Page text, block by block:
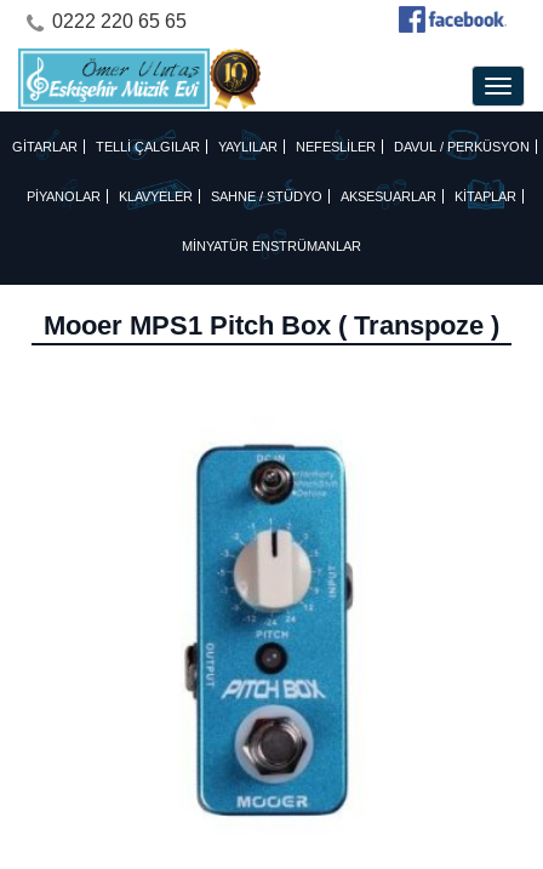
0222 220 65 65
GİTARLAR TELLİ ÇALGILAR YAYLILAR NEFESLİLER DAVUL / PERKÜSYON
PİYANOLAR KLAVYELER SAHNE / STÜDYO AKSESUARLAR KİTAPLAR
MİNYATÜR ENSTRÜMANLAR
Mooer MPS1 Pitch Box ( Transpoze )